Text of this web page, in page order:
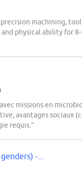
machining,
physical ability for
missions en
avantages sociaux
requis.”
-...